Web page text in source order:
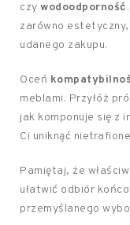
czy wodoodporność
zarówno
udanego zakupu.
Oceń
meblami. Przyłóż
jak komponuje się z
Ci uniknąć
Pamiętaj, że
ułatwić odbiór
przemyślanego